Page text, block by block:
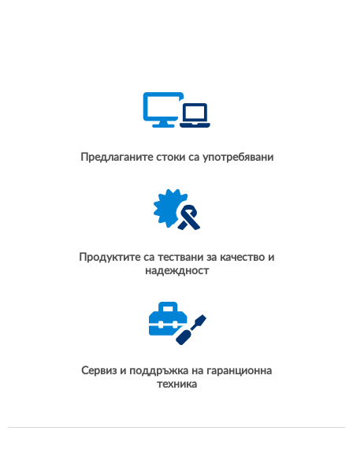
Предлаганите стоки са употребявани
Продуктите са тествани за качество и
надеждност
Сервиз и поддръжка на гаранционна
техника